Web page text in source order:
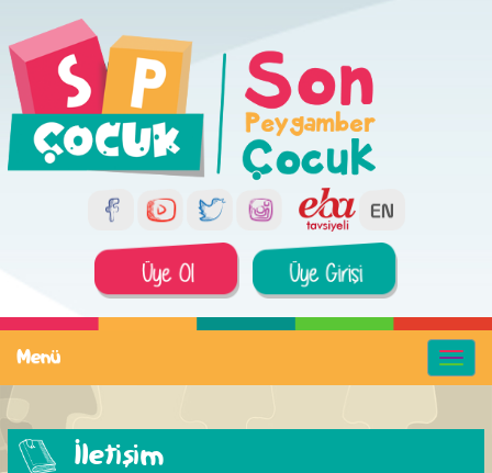
Menü
İletişim